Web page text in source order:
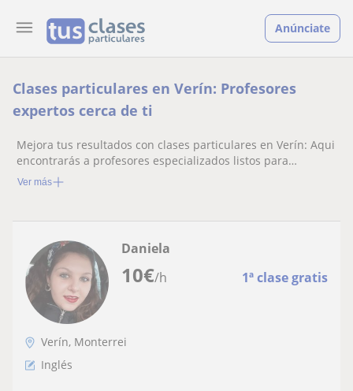
Anúnciate
Clases particulares en Verín: Profesores
expertos cerca de ti
Mejora tus resultados con clases particulares en Verín: Aqui
encontrarás a profesores especializados listos para
ayudarte.
Ver más
10€/h 1ª clase gratis
Daniela
Verín, Monterrei
Inglés